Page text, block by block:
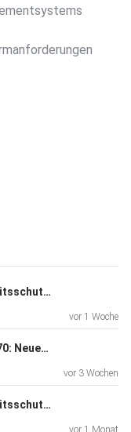
EP115 – Einführung eines Arbeitsschutzmanagementsystems – Teil 10: Überwachung, Analyse und Bewertung
vor 1 Woche
EP114 – Richtlinie (EU) 2026/470: Neues zur CSRD und zum EU-Lieferkettengesetz
vor 3 Wochen
EP113 – Einführung eines Arbeitsschutzmanagementsystems – Teil 9: Betrieb (II)
vor 1 Monat